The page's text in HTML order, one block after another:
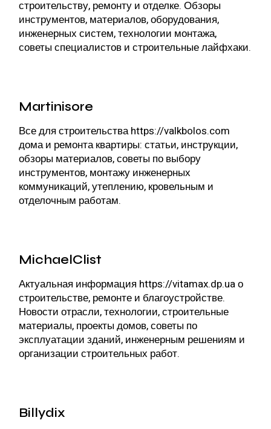
строительству, ремонту и отделке. Обзоры
инструментов, материалов, оборудования,
инженерных систем, технологии монтажа,
советы специалистов и строительные лайфхаки.
Martinisore
Все для строительстваhttps://valkbolos.com
дома и ремонта квартиры: статьи, инструкции,
обзоры материалов, советы по выбору
инструментов, монтажу инженерных
коммуникаций, утеплению, кровельным и
отделочным работам.
MichaelClist
Актуальная информация https://vitamax.dp.uaо
строительстве, ремонте и благоустройстве.
Новости отрасли, технологии, строительные
материалы, проекты домов, советы по
эксплуатации зданий, инженерным решениям и
организации строительных работ.
Billydix